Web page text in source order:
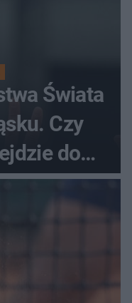
Świata
Czy
do